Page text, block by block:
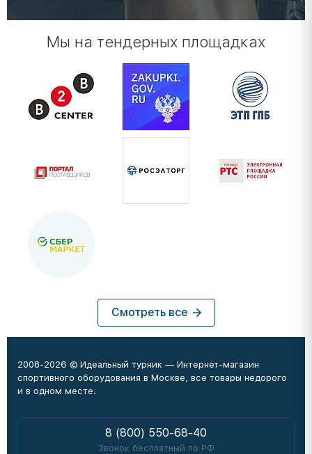
Мы на тендерных площадках
Смотреть все
2008-2026 © Идеальный турник — Интернет-магазин
спортивного оборудования в Москве, все товары недорого
и в одном месте.
8 (800) 550-68-40
Звонок бесплатный по РФ